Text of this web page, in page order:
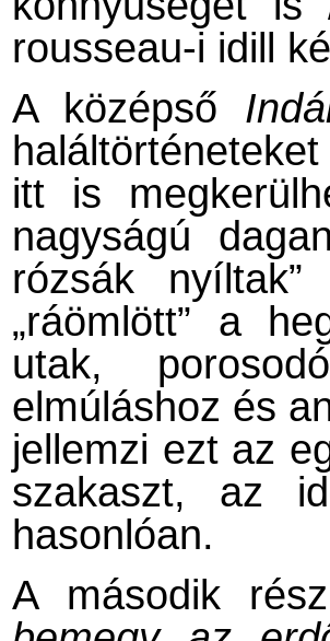
rousseau-i idill
A középső
itt is
nagyságú
rózsák
„ráömlött” a
utak,
elmúláshoz és
jellemzi ezt az
szakaszt, az
hasonlóan.
A második